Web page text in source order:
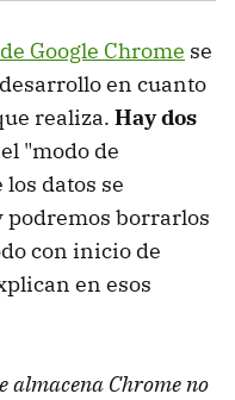
Google Chrome se
en cuanto
realiza. Hay dos
"modo de
datos se
podremos borrarlos
con inicio de
en esos
almacena Chrome no